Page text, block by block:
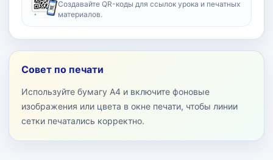
Создавайте QR-коды для ссылок урока и печатных
материалов.
Совет по печати
Используйте бумагу A4 и включите фоновые
изображения или цвета в окне печати, чтобы линии
сетки печатались корректно.